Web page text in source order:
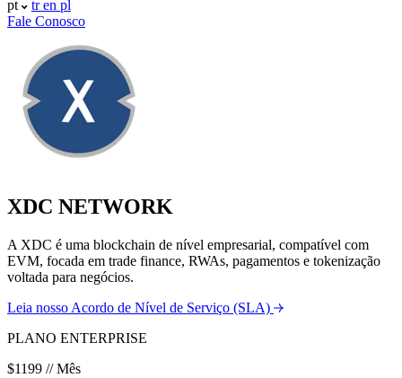
pt tren pl
Fale Conosco
XDC NETWORK
A XDC é uma blockchain de nível empresarial, compatível com
EVM, focada em trade finance, RWAs, pagamentos e tokenização
voltada para negócios.
Leia nosso Acordo de Nível de Serviço (SLA)
PLANO ENTERPRISE
$1199 // Mês